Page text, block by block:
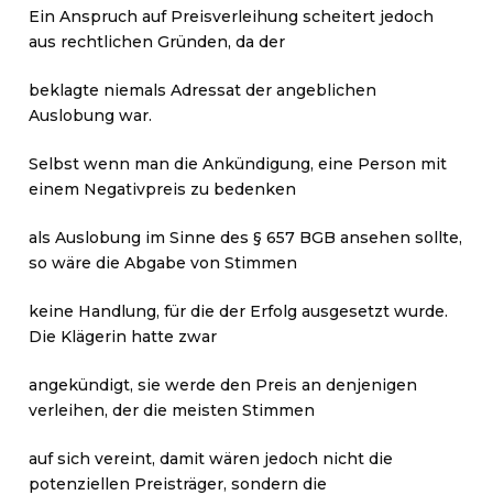
Ein Anspruch auf Preisverleihung scheitert jedoch
aus rechtlichen Gründen, da der
beklagte niemals Adressat der angeblichen
Auslobung war.
Selbst wenn man die Ankündigung, eine Person mit
einem Negativpreis zu bedenken
als Auslobung im Sinne des § 657 BGB ansehen sollte,
so wäre die Abgabe von Stimmen
keine Handlung, für die der Erfolg ausgesetzt wurde.
Die Klägerin hatte zwar
angekündigt, sie werde den Preis an denjenigen
verleihen, der die meisten Stimmen
auf sich vereint, damit wären jedoch nicht die
potenziellen Preisträger, sondern die